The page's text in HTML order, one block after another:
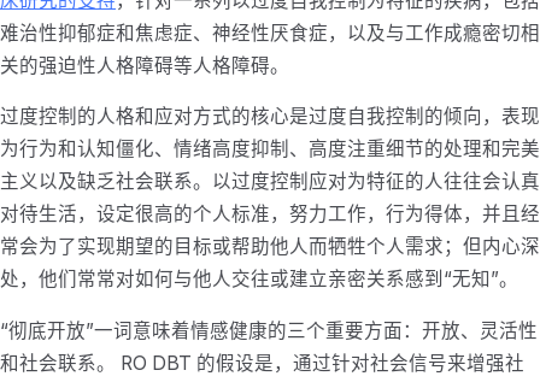
难治性抑郁症和焦虑症、神经性厌食症，以及与工作成瘾密切相
关的强迫性人格障碍等人格障碍。
过度控制的人格和应对方式的核心是过度自我控制的倾向，表现
为行为和认知僵化、情绪高度抑制、高度注重细节的处理和完美
主义以及缺乏社会联系。以过度控制应对为特征的人往往会认真
对待生活，设定很高的个人标准，努力工作，行为得体，并且经
常会为了实现期望的目标或帮助他人而牺牲个人需求；但内心深
处，他们常常对如何与他人交往或建立亲密关系感到“无知”。
“彻底开放”一词意味着情感健康的三个重要方面：开放、灵活性
和社会联系。 RO DBT 的假设是，通过针对社会信号来增强社